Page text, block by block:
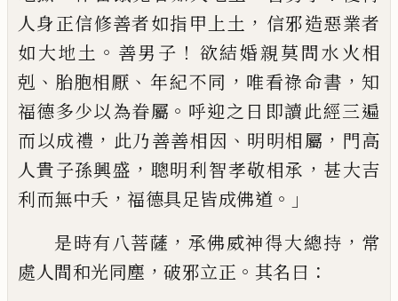
人身正信修善者如指甲 上土 ， 信邪造惡業者
如大地土 。 善男子 ！ 欲結婚親莫問水火相
剋 、 胎胞相厭 、 年紀不同 ， 唯看祿命書 ， 知
福德多少以為眷屬 。 呼迎之日 即讀此經三遍
而以成禮 ， 此乃善善相因 、 明明相屬 ， 門高
人貴子孫興盛 ， 聰明利智孝敬相承 ， 甚大吉
利而無中夭 ， 福德具足皆成佛道 。」
是時有八菩薩 ， 承佛威神得大總持 ， 常
處人間和光同塵 ， 破邪立正 。 其名曰 ：